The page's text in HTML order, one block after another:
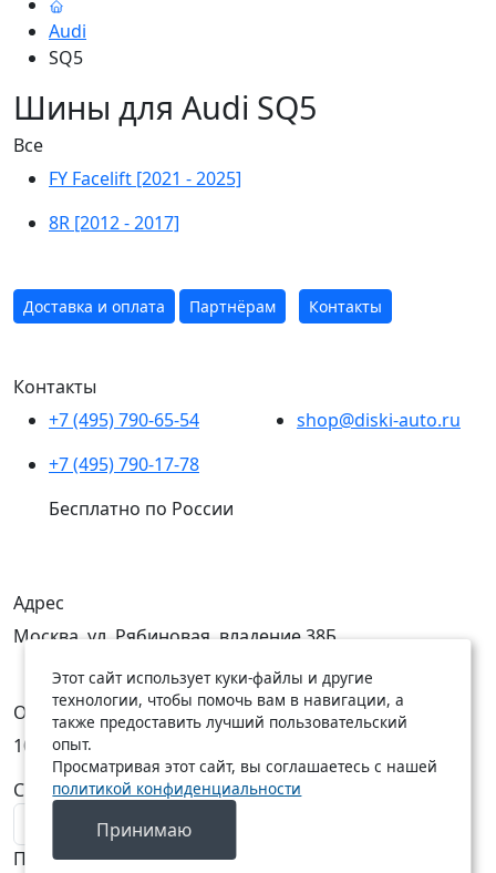
Audi
SQ5
Шины для Audi SQ5
Все
FY Facelift [2021 - 2025]
8R [2012 - 2017]
Доставка и оплата Партнёрам Контакты
Контакты
+7 (495) 790-65-54
+7 (495) 790-17-78
Бесплатно по России
shop@diski-auto.ru
Адрес
Москва, ул. Рябиновая, владение 38Б
Открыты
10:00 — 19:00
C Пн по Пт
C Сб по Вс
Подписаться на новости
Этот сайт использует куки-файлы и другие
технологии, чтобы помочь вам в навигации, а
также предоставить лучший пользовательский
опыт.
Просматривая этот сайт, вы соглашаетесь с нашей
политикой конфиденциальности
Принимаю